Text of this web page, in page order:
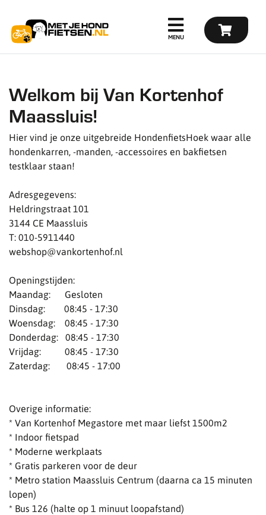
Welkom bij Van Kortenhof
Maassluis!
Hier vind je onze uitgebreide HondenfietsHoek waar alle
hondenkarren, -manden, -accessoires en bakfietsen
testklaar staan!
Adresgegevens:
Heldringstraat 101
3144 CE Maassluis
T: 010-5911440
webshop@vankortenhof.nl
Openingstijden:
Maandag: Gesloten
Dinsdag: 08:45 - 17:30
Woensdag: 08:45 - 17:30
Donderdag: 08:45 - 17:30
Vrijdag: 08:45 - 17:30
Zaterdag: 08:45 - 17:00
Overige informatie:
* Van Kortenhof Megastore met maar liefst 1500m2
* Indoor fietspad
* Moderne werkplaats
* Gratis parkeren voor de deur
* Metro station Maassluis Centrum (daarna ca 15 minuten
lopen)
* Bus 126 (halte op 1 minuut loopafstand)